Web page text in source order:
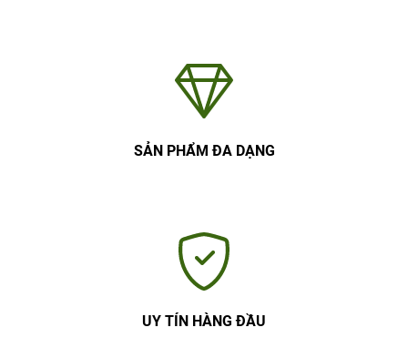
SẢN PHẨM ĐA DẠNG
UY TÍN HÀNG ĐẦU